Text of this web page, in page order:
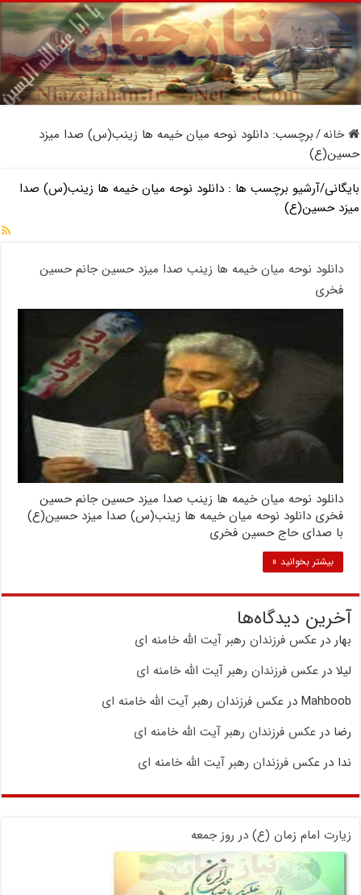
خانه/برچسب:دانلود نوحه میان خیمه ها زینب(س) صدا میزد
حسین(ع)
بایگانی/آرشیو برچسب ها :دانلود نوحه میان خیمه ها زینب(س) صدا
میزد حسین(ع)
دانلود نوحه میان خیمه ها زینب صدا میزد حسین جانم حسین
فخری
دانلود نوحه میان خیمه ها زینب صدا میزد حسین جانم حسین
فخری دانلود نوحه میان خیمه ها زینب(س) صدا میزد حسین(ع)
با صدای حاج حسین فخری
بیشتر بخوانید »
آخرین دیدگاه‌ها
بهار درعکس فرزندان رهبر آیت الله خامنه ای
لیلا درعکس فرزندان رهبر آیت الله خامنه ای
Mahboob درعکس فرزندان رهبر آیت الله خامنه ای
رضا درعکس فرزندان رهبر آیت الله خامنه ای
ندا درعکس فرزندان رهبر آیت الله خامنه ای
زیارت امام زمان (ع) در روز جمعه